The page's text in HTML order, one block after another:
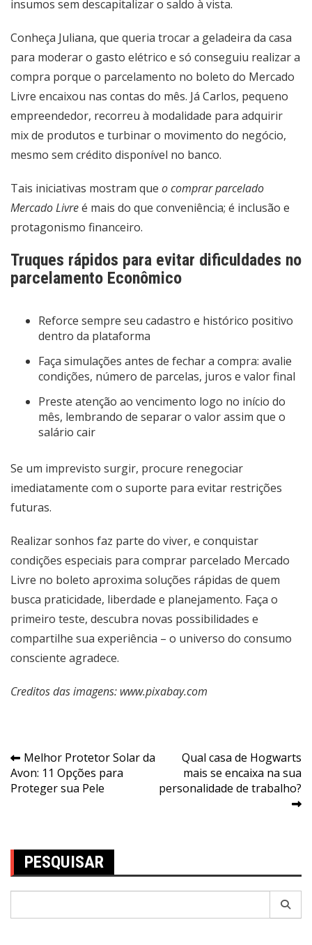
insumos sem descapitalizar o saldo à vista.
Conheça Juliana, que queria trocar a geladeira da casa
para moderar o gasto elétrico e só conseguiu realizar a
compra porque o parcelamento no boleto do Mercado
Livre encaixou nas contas do mês. Já Carlos, pequeno
empreendedor, recorreu à modalidade para adquirir
mix de produtos e turbinar o movimento do negócio,
mesmo sem crédito disponível no banco.
Tais iniciativas mostram que o comprar parcelado
Mercado Livreé mais do que conveniência; é inclusão e
protagonismo financeiro.
Truques rápidos para evitar dificuldades no
parcelamento Econômico
Reforce sempre seu cadastro e histórico positivo
dentro da plataforma
Faça simulações antes de fechar a compra: avalie
condições, número de parcelas, juros e valor final
Preste atenção ao vencimento logo no início do
mês, lembrando de separar o valor assim que o
salário cair
Se um imprevisto surgir, procure renegociar
imediatamente com o suporte para evitar restrições
futuras.
Realizar sonhos faz parte do viver, e conquistar
condições especiais para comprar parcelado Mercado
Livre no boleto aproxima soluções rápidas de quem
busca praticidade, liberdade e planejamento. Faça o
primeiro teste, descubra novas possibilidades e
compartilhe sua experiência – o universo do consumo
consciente agradece.
Creditos das imagens: www.pixabay.com
Navegação
de
Melhor Protetor Solar da
Avon: 11 Opções para
Proteger sua Pele
Qual casa de Hogwarts
mais se encaixa na sua
personalidade de trabalho?
PESQUISAR